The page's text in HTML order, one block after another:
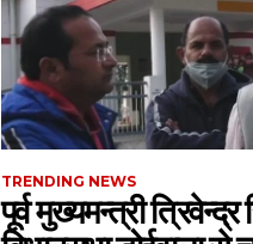
TRENDING NEWS
पूर्व मुख्यमन्त्री